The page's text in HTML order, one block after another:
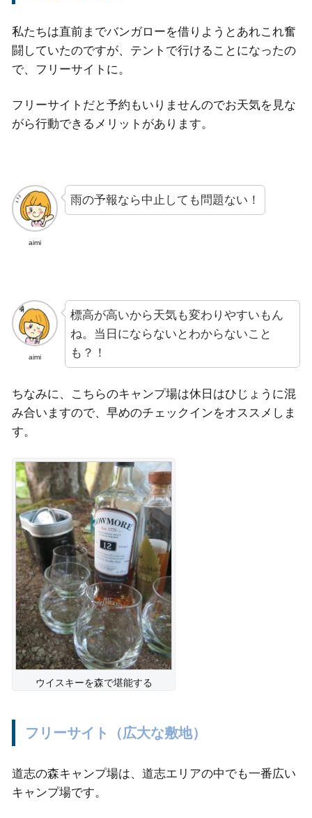
私たちは直前までバンガローを借りようとあれこれ奮
闘していたのですが、テントで行けることになったの
で、フリーサイトに。
フリーサイトだと予約もいりませんのでお天気を見な
がら行動できるメリットがあります。
aimi
雨の予報なら中止しても問題ない！
aimi
標高が高いから天気も変わりやすいもん
ね。当日にならないとわからないこと
も？！
ちなみに、こちらのキャンプ場は休日はひじょうに混
み合いますので、早めのチェックインをオススメしま
す。
ウイスキーを森で堪能する
フリーサイト（広大な敷地）
道志の森キャンプ場は、道志エリアの中でも一番広い
キャンプ場です。